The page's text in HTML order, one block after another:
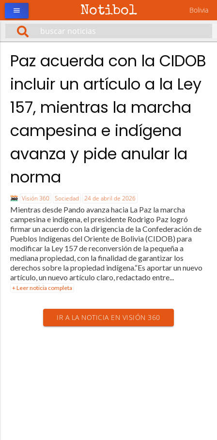
Notibol Bolivia
menu
Paz acuerda con la CIDOB
incluir un artículo a la Ley
157, mientras la marcha
campesina e indígena
avanza y pide anular la
norma
Visión 360 Sociedad 24 de abril de 2026
Mientras desde Pando avanza hacia La Paz la marcha
campesina e indígena, el presidente Rodrigo Paz logró
firmar un acuerdo con la dirigencia de la Confederación de
Pueblos Indígenas del Oriente de Bolivia (CIDOB) para
modificar la Ley 157 de reconversión de la pequeña a
mediana propiedad, con la finalidad de garantizar los
derechos sobre la propiedad indígena.“Es aportar un nuevo
artículo, un nuevo artículo claro, redactado entre...
+ Leer noticia completa
IR A LA NOTICIA EN VISIÓN 360